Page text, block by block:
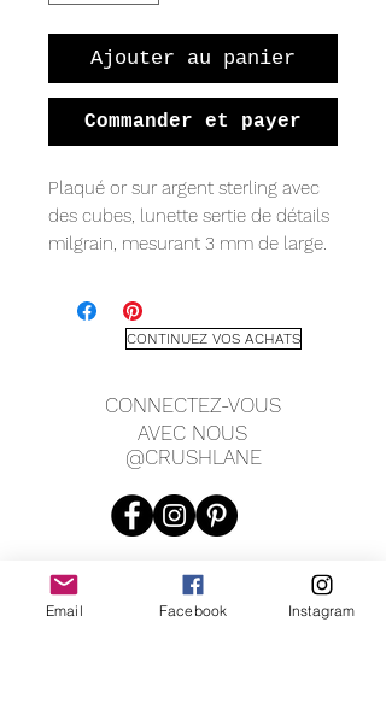
Ajouter au panier
Commander et payer
Plaqué or sur argent sterling avec
des cubes, lunette sertie de détails
milgrain, mesurant 3 mm de large.
disponibles. Veuillez
renseignersi votre choix n'est pas
disponible.
CONTINUEZ VOS ACHATS
CONNECTEZ-VOUS
AVEC NOUS
@CRUSHLANE
Email Facebook Instagram